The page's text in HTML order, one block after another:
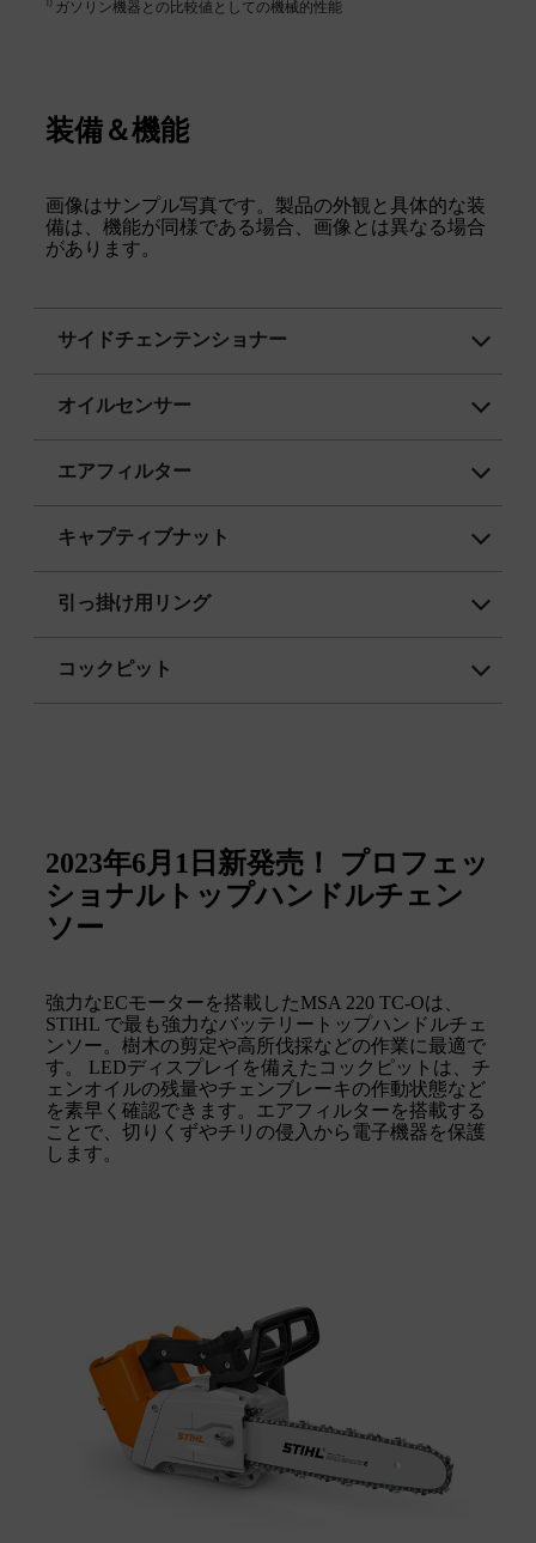
ガソリン機器との比較値としての機械的性能
装備＆機能
画像はサンプル写真です。製品の外観と具体的な装
備は、機能が同様である場合、画像とは異なる場合
があります。
サイドチェンテンショナー
オイルセンサー
エアフィルター
キャプティブナット
引っ掛け用リング
コックピット
2023年6月1日新発売！ プロフェッ
ショナルトップハンドルチェン
ソー
強力なECモーターを搭載したMSA 220 TC-Oは、
STIHL で最も強力なバッテリートップハンドルチェ
ンソー。樹木の剪定や高所伐採などの作業に最適で
す。 LEDディスプレイを備えたコックピットは、チ
ェンオイルの残量やチェンブレーキの作動状態など
を素早く確認できます。エアフィルターを搭載する
ことで、切りくずやチリの侵入から電子機器を保護
します。